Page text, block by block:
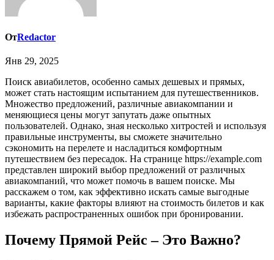
ОтRedactor
Янв 29, 2025
Поиск авиабилетов, особенно самых дешевых и прямых,
может стать настоящим испытанием для путешественников.
Множество предложений, различные авиакомпании и
меняющиеся цены могут запутать даже опытных
пользователей. Однако, зная несколько хитростей и используя
правильные инструменты, вы сможете значительно
сэкономить на перелете и насладиться комфортным
путешествием без пересадок. На странице https://example.com
представлен широкий выбор предложений от различных
авиакомпаний, что может помочь в вашем поиске. Мы
расскажем о том, как эффективно искать самые выгодные
варианты, какие факторы влияют на стоимость билетов и как
избежать распространенных ошибок при бронировании.
Почему Прямой Рейс – Это Важно?